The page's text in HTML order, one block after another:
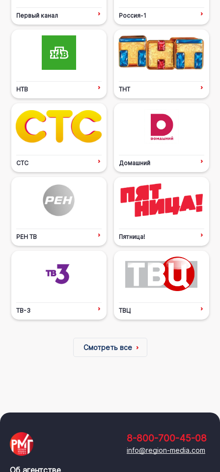
Первый канал Россия-1
НТВ ТНТ
СТС Домашний
РЕН ТВ Пятница!
ТВ-3 ТВЦ
Смотреть все
8-800-700-45-08
info@region-media.com
Об агентстве